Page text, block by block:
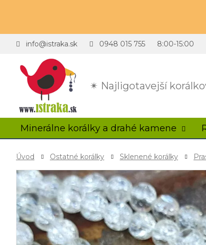
✴ Najligotavejší
info@istraka.sk 0948 015 755 8:00-15:00
Minerálne korálky a drahé kamene
Úvod Ostatné korálky Sklenené korálky